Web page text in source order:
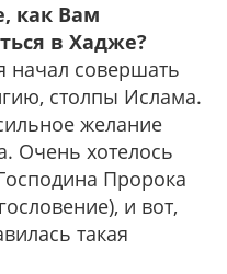
как Вам
в Хадже?
начал совершать
столпы Ислама.
желание
Очень хотелось
Пророка
и вот,
такая